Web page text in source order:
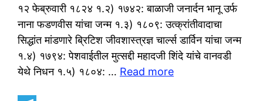
१२ फेब्रुवारी १८२४ १.२) १७४२: बाळाजी जनार्दन भानू उर्फ
नाना फडणवीस यांचा जन्म १.३) १८०९: उत्क्रांतीवादाचा
सिद्धांत मांडणारे ब्रिटिश जीवशास्त्रज्ञ चार्ल्स डार्विन यांचा जन्म
१.४) १७९४: पेशवाईतील मुत्सद्दी महादजी शिंदे यांचे वानवडी
येथे निधन १.५) १८०४: … Read more